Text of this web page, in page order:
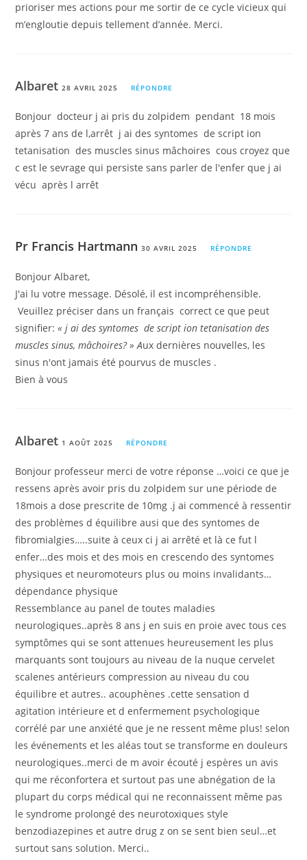
prioriser mes actions pour me sortir de ce cycle vicieux qui
m’engloutie depuis tellement d’année. Merci.
Albaret28 AVRIL 2025 RÉPONDRE
Bonjour docteur j ai pris du zolpidem pendant 18 mois
après 7 ans de l,arrêt j ai des syntomes de script ion
tetanisation des muscles sinus mâchoires cous croyez que
c est le sevrage qui persiste sans parler de l'enfer que j ai
vécu après l arrêt
Pr Francis Hartmann 30 AVRIL 2025 RÉPONDRE
Bonjour Albaret,
J'ai lu votre message. Désolé, il est incompréhensible.
Veuillez préciser dans un français correct ce que peut
signifier:« j ai des syntomes de script ion tetanisation des
muscles sinus, mâchoires? » Aux dernières nouvelles, les
sinus n'ont jamais été pourvus de muscles .
Bien à vous
Albaret 1 AOÛT 2025 RÉPONDRE
Bonjour professeur merci de votre réponse …voici ce que je
ressens après avoir pris du zolpidem sur une période de
18mois a dose prescrite de 10mg .j ai commencé à ressentir
des problèmes d équilibre ausi que des syntomes de
fibromialgies…..suite à ceux ci j ai arrêté et là ce fut l
enfer…des mois et des mois en crescendo des syntomes
physiques et neuromoteurs plus ou moins invalidants…
dépendance physique
Ressemblance au panel de toutes maladies
neurologiques..après 8 ans j en suis en proie avec tous ces
symptômes qui se sont attenues heureusement les plus
marquants sont toujours au niveau de la nuque cervelet
scalenes antérieurs compression au niveau du cou
équilibre et autres.. acouphènes .cette sensation d
agitation intérieure et d enfermement psychologique
corrélé par une anxiété que je ne ressent même plus! selon
les événements et les aléas tout se transforme en douleurs
neurologiques..merci de m avoir écouté j espères un avis
qui me réconfortera et surtout pas une abnégation de la
plupart du corps médical qui ne reconnaissent même pas
le syndrome prolongé des neurotoxiques style
benzodiazepines et autre drug z on se sent bien seul…et
surtout sans solution. Merci..